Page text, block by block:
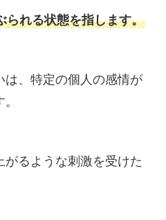
られる状態を指します。
は、特定の個人の感情が
るような刺激を受けた